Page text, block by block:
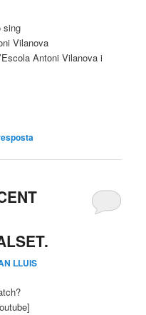
sing
Vilanova
Antoni Vilanova i
LLUIS